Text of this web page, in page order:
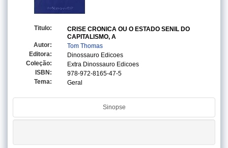
Titulo:
CRISE CRONICA OU O ESTADO SENIL DO
CAPITALISMO, A
Autor:
Tom Thomas
Editora:
Dinossauro Edicoes
Coleção:
Extra Dinossauro Edicoes
ISBN:
978-972-8165-47-5
Tema:
Geral
Sinopse